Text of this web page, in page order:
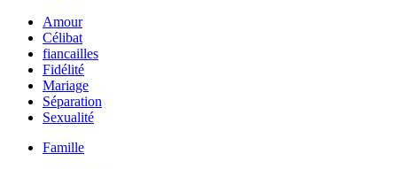
Amour
Célibat
fiancailles
Fidélité
Mariage
Séparation
Sexualité
Famille